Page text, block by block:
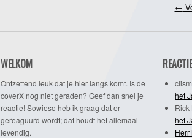
←
WELKOM
Ontzettend leuk dat je hier langs komt. Is de
coverX nog niet geraden? Geef dan snel je
reactie! Sowieso heb ik graag dat er
gereaguurd wordt; dat houdt het allemaal
levendig.
het
Rick
het
Herr